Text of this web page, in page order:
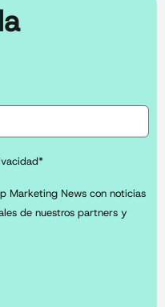
Marketing News con noticias
de nuestros partners y